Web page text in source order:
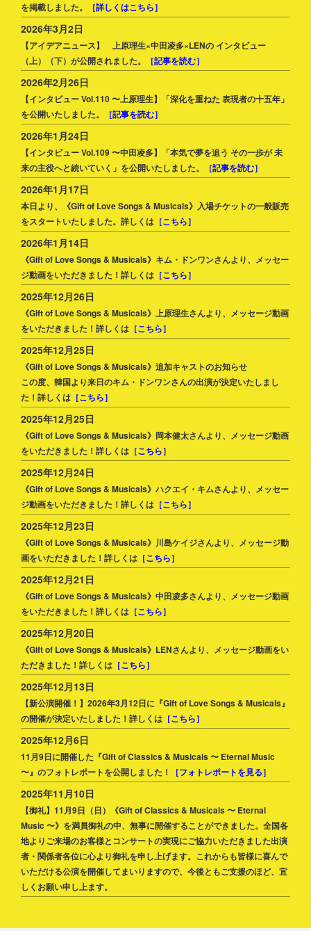
を掲載しました。
［詳しくはこちら］
2026年3月2日
【アイデアニュース】 上原理生×中田凌多×LENの インタビュー
（上）（下）が公開されました。
［記事を読む］
2026年2月26日
【インタビュー Vol.110 〜上原理生】「深化を重ねた 表現者の十五年」
を公開いたしました。
［記事を読む］
2026年1月24日
【インタビュー Vol.109 〜中田凌多】「本気で夢を追う その一歩が 未
来の主役へと続いていく」を公開いたしました。
［記事を読む］
2026年1月17日
本日より、《Gift of Love Songs & Musicals》入場チケットの一般販売
をスタートいたしました。詳しくは ［こちら］
2026年1月14日
《Gift of Love Songs & Musicals》キム・ドンワンさんより、メッセー
ジ動画をいただきました！詳しくは ［こちら］
2025年12月26日
《Gift of Love Songs & Musicals》上原理生さんより、メッセージ動画
をいただきました！詳しくは ［こちら］
2025年12月25日
《Gift of Love Songs & Musicals》追加キャストのお知らせ
この度、韓国より来日のキム・ドンワンさんの出演が決定いたしまし
た！詳しくは ［こちら］
2025年12月25日
《Gift of Love Songs & Musicals》岡本健太さんより、メッセージ動画
をいただきました！詳しくは ［こちら］
2025年12月24日
《Gift of Love Songs & Musicals》ハクエイ・キムさんより、メッセー
ジ動画をいただきました！詳しくは ［こちら］
2025年12月23日
《Gift of Love Songs & Musicals》川島ケイジさんより、メッセージ動
画をいただきました！詳しくは ［こちら］
2025年12月21日
《Gift of Love Songs & Musicals》中田凌多さんより、メッセージ動画
をいただきました！詳しくは ［こちら］
2025年12月20日
《Gift of Love Songs & Musicals》LENさんより、メッセージ動画をい
ただきました！詳しくは ［こちら］
2025年12月13日
【新公演開催！】2026年3月12日に『Gift of Love Songs & Musicals』
の開催が決定いたしました！詳しくは ［こちら］
2025年12月6日
11月9日に開催した『Gift of Classics & Musicals 〜 Eternal Music
〜』のフォトレポートを公開しました！
［フォトレポートを見る］
2025年11月10日
【御礼】11月9日（日）《Gift of Classics & Musicals 〜 Eternal
Music 〜》を満員御礼の中、無事に開催することができました。全国各
地よりご来場のお客様とコンサートの実現にご協力いただきました出演
者・関係者各位に心より御礼を申し上げます。これからも皆様に喜んで
いただける公演を開催してまいりますので、今後ともご支援のほど、宜
しくお願い申し上ます。